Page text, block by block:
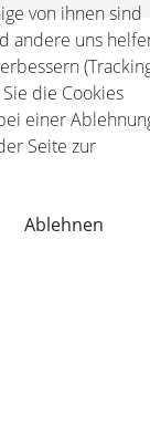
von ihnen sind
andere uns
die Cookies
einer
Seite zur
Ablehnen